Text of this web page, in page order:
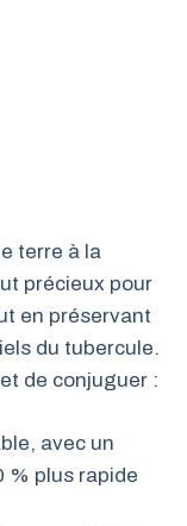
terre à la
précieux pour
en préservant
du tubercule.
de conjuguer :
avec un
% plus rapide